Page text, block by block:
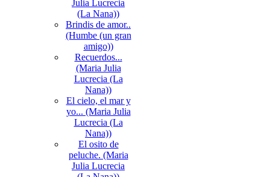
Julia Lucrecia
(La Nana))
Brindis de amor..
(Humbe (un gran
amigo))
Recuerdos...
(Maria Julia
Lucrecia (La
Nana))
El cielo, el mar y
yo... (Maria Julia
Lucrecia (La
Nana))
El osito de
peluche. (Maria
Julia Lucrecia